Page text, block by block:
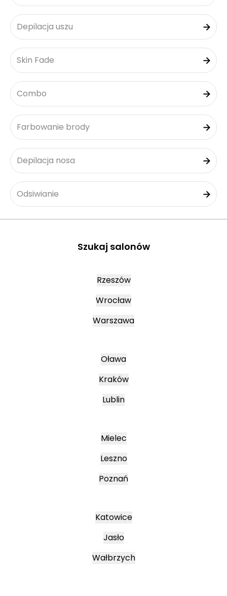
Depilacja uszu
Skin Fade
Combo
Farbowanie brody
Depilacja nosa
Odsiwianie
Szukaj salonów
Rzeszów
Wrocław
Warszawa
Oława
Kraków
Lublin
Mielec
Leszno
Poznań
Katowice
Jasło
Wałbrzych